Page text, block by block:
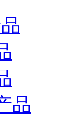
品